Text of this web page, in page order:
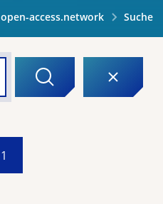
open-access.network Suche
1